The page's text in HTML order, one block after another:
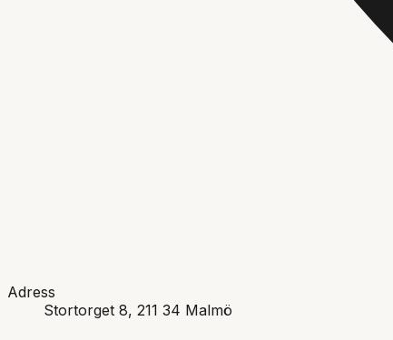
Adress
Stortorget 8, 211 34 Malmö